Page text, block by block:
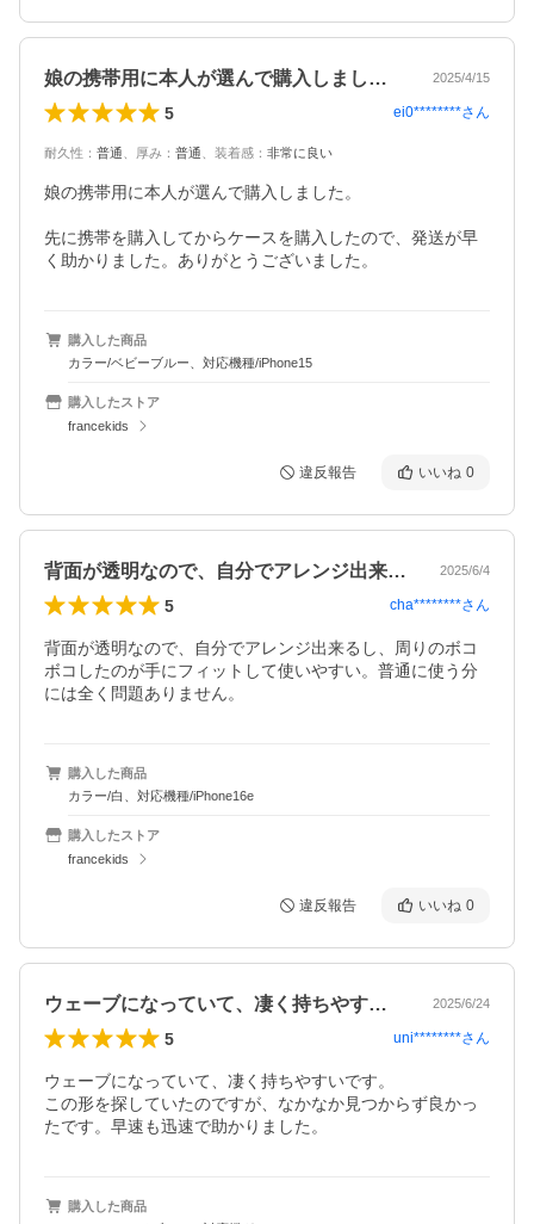
娘の携帯用に本人が選んで購入しました。… 2025/4/15
5 ei0********さん
耐久性 ： 普通 厚み ： 普通 装着感 ： 非常に良い
娘の携帯用に本人が選んで購入しました。
先に携帯を購入してからケースを購入したので、発送が早
く助かりました。ありがとうございました。
購入した商品
カラー/ベビーブルー、対応機種/iPhone15
購入したストア
francekids
違反報告 いいね 0
背面が透明なので、自分でアレンジ出来る… 2025/6/4
5 cha********さん
背面が透明なので、自分でアレンジ出来るし、周りのボコ
ボコしたのが手にフィットして使いやすい。普通に使う分
には全く問題ありません。
購入した商品
カラー/白、対応機種/iPhone16e
購入したストア
francekids
違反報告 いいね 0
ウェーブになっていて、凄く持ちやすいで… 2025/6/24
5 uni********さん
ウェーブになっていて、凄く持ちやすいです。
この形を探していたのですが、なかなか見つからず良かっ
たです。早速も迅速で助かりました。
購入した商品